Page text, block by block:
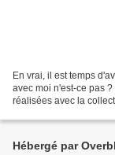
En vrai, il est temps
avec moi n'est-ce pas
réalisées avec la
Hébergé par